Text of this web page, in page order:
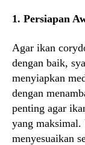
1. Persiapan
Agar ikan
dengan baik,
menyiapkan
dengan
penting agar
yang maksimal.
menyesuaikan